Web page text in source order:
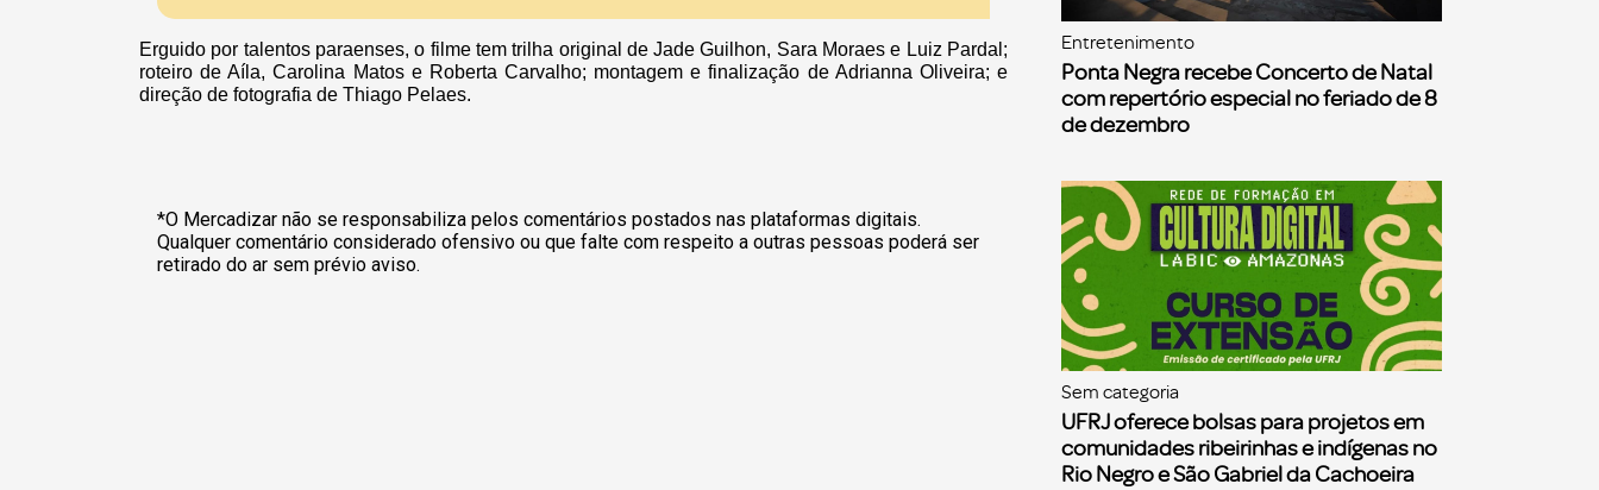
Erguido por talentos paraenses, o filme tem trilha original de Jade Guilhon, Sara Moraes e Luiz Pardal;
roteiro de Aíla, Carolina Matos e Roberta Carvalho; montagem e finalização de Adrianna Oliveira; e
direção de fotografia de Thiago Pelaes.
*O Mercadizar não se responsabiliza pelos comentários postados nas plataformas digitais.
Qualquer comentário considerado ofensivo ou que falte com respeito a outras pessoas poderá ser
retirado do ar sem prévio aviso.
Entretenimento
Ponta Negra recebe Concerto de Natal
com repertório especial no feriado de 8
de dezembro
Sem categoria
UFRJ oferece bolsas para projetos em
comunidades ribeirinhas e indígenas no
Rio Negro e São Gabriel da Cachoeira